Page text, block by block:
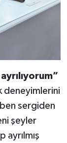
deneyimlerini
ben sergiden
şeyler